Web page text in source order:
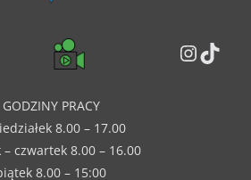
GODZINY PRACY
8.00 – 17.00
czwartek 8.00 – 16.00
8.00 – 15:00